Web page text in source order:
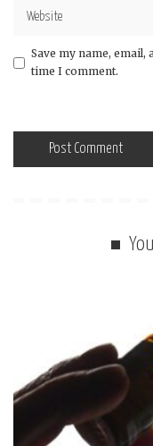
Save my name,
time I comment.